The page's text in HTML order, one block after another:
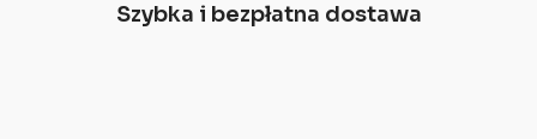
Szybka i bezpłatna dostawa